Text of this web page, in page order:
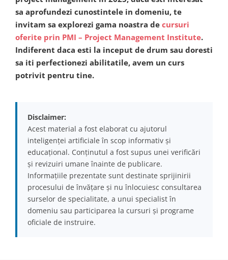
sa aprofundezi cunostintele in domeniu, te
invitam sa explorezi gama noastra de cursuri
oferite prin PMI – Project Management Institute.
Indiferent daca esti la inceput de drum sau doresti
sa iti perfectionezi abilitatile, avem un curs
potrivit pentru tine.
Disclaimer:
Acest material a fost elaborat cu ajutorul
inteligenței artificiale în scop informativ și
educațional. Conținutul a fost supus unei verificări
și revizuiri umane înainte de publicare.
Informațiile prezentate sunt destinate sprijinirii
procesului de învățare și nu înlocuiesc consultarea
surselor de specialitate, a unui specialist în
domeniu sau participarea la cursuri și programe
oficiale de instruire.